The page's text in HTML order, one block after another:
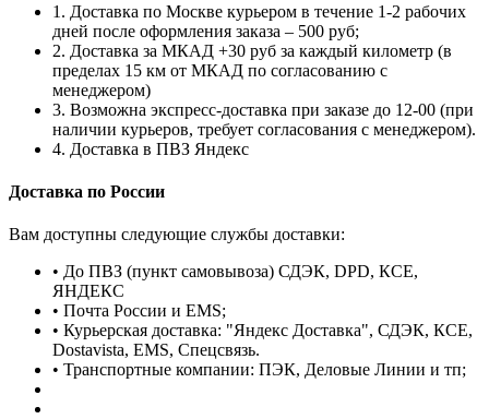
1. Доставка по Москве курьером в течение 1-2 рабочих
дней после оформления заказа – 500 руб;
2. Доставка за МКАД +30 руб за каждый километр (в
пределах 15 км от МКАД по согласованию с
менеджером)
3. Возможна экспресс-доставка при заказе до 12-00 (при
наличии курьеров, требует согласования с менеджером).
4. Доставка в ПВЗ Яндекс
Доставка по России
Вам доступны следующие службы доставки:
• До ПВЗ (пункт самовывоза) СДЭК, DPD, КСЕ,
ЯНДЕКС
• Почта России и EMS;
• Курьерская доставка: "Яндекс Доставка", СДЭК, КСЕ,
Dostavista, EMS, Спецсвязь.
• Транспортные компании: ПЭК, Деловые Линии и тп;